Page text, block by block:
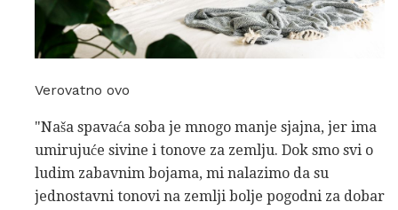
Verovatno ovo
"Naša spavaća soba je mnogo manje sjajna, jer ima
umirujuće sivine i tonove za zemlju. Dok smo svi o
ludim zabavnim bojama, mi nalazimo da su
jednostavni tonovi na zemlji bolje pogodni za dobar